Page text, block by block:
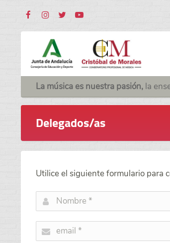
La música es nuestra pasión, la
Delegados/as
Utilice el siguiente formulario para